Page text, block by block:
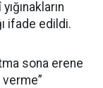
ifade edildi.
sona erene
verme”